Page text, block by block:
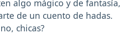
algo mágico y de fantasía,
de un cuento de hadas.
chicas?